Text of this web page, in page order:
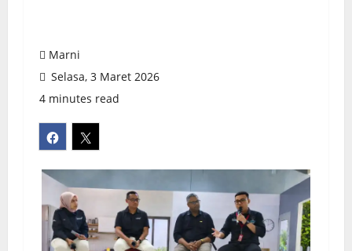
Marni
Selasa, 3 Maret 2026
4 minutes read